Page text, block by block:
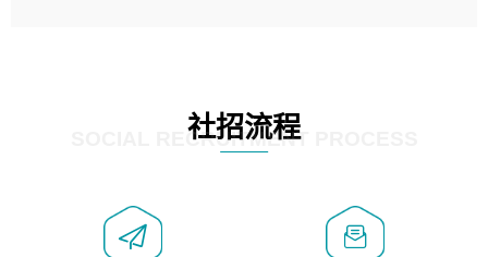
4、掌握DevOps思想、方法和流程。Jenkins工具使用；
5、掌握常见中间件配置与优化，如mysql、nginx等；
社招流程
SOCIAL RECRUITMENT PROCESS